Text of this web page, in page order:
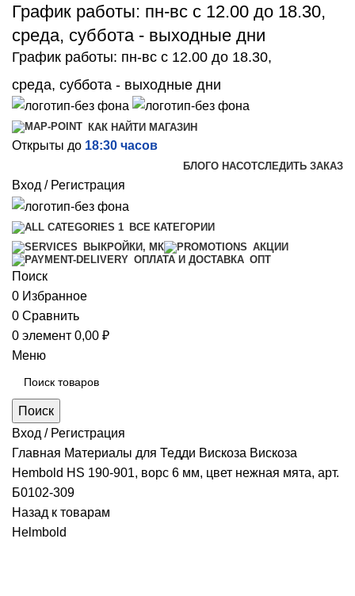
График работы: пн-вс с 12.00 до 18.30,
среда, суббота - выходные дни
График работы: пн-вс с 12.00 до 18.30,
среда, суббота - выходные дни
КАК НАЙТИ МАГАЗИН
Открыты до 18:30 часов
БЛОГО НАСОТСЛЕДИТЬ ЗАКАЗ
Вход / Регистрация
ВСЕ КАТЕГОРИИ
ВЫКРОЙКИ, МК
АКЦИИ
ОПЛАТА И ДОСТАВКА ОПТ
Поиск
0 Избранное
0 Сравнить
0 элемент 0,00 ₽
Меню
Поиск
Вход / Регистрация
Главная Материалы для Тедди Вискоза Вискоза
Hembold HS 190-901, ворс 6 мм, цвет нежная мята, арт.
Б0102-309
Назад к товарам
Helmbold